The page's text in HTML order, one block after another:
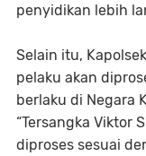
penyidikan lebih
Selain itu,
pelaku akan
berlaku di Negara
“Tersangka Viktor
diproses sesuai